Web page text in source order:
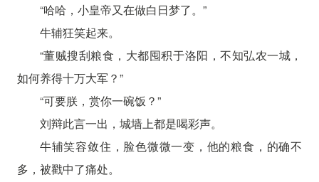
“哈哈，小皇帝又在做白日梦了。”
牛辅狂笑起来。
“董贼搜刮粮食，大都囤积于洛阳，不知弘农一城，
如何养得十万大军？”
“可要朕，赏你一碗饭？”
刘辩此言一出，城墙上都是喝彩声。
牛辅笑容敛住，脸色微微一变，他的粮食，的确不
多，被戳中了痛处。